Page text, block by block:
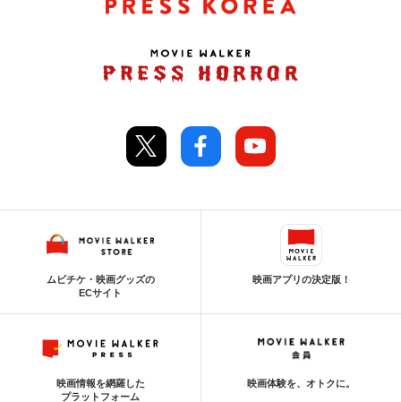
ムビチケ・映画グッズの
ECサイト
映画アプリの決定版！
映画情報を網羅した
プラットフォーム
映画体験を、オトクに。